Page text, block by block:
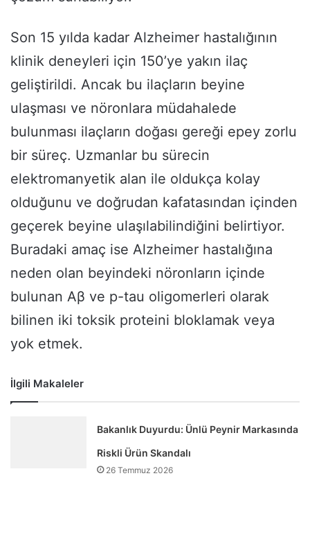
Son 15 yılda kadar Alzheimer hastalığının
klinik deneyleri için 150’ye yakın ilaç
geliştirildi. Ancak bu ilaçların beyine
ulaşması ve nöronlara müdahalede
bulunması ilaçların doğası gereği epey zorlu
bir süreç. Uzmanlar bu sürecin
elektromanyetik alan ile oldukça kolay
olduğunu ve doğrudan kafatasından içinden
geçerek beyine ulaşılabilindiğini belirtiyor.
Buradaki amaç ise Alzheimer hastalığına
neden olan beyindeki nöronların içinde
bulunan Aβ ve p-tau oligomerleri olarak
bilinen iki toksik proteini bloklamak veya
yok etmek.
İlgili Makaleler
Bakanlık Duyurdu: Ünlü Peynir Markasında
Riskli Ürün Skandalı
26 Temmuz 2026